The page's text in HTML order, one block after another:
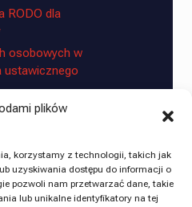
plików
korzystamy z technologii, takich jak
uzyskiwania dostępu do informacji o
pozwoli nam przetwarzać dane, takie
lub unikalne identyfikatory na tej
RODO dla
osobowych w
ustawicznego